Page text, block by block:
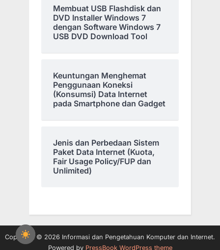
Membuat USB Flashdisk dan
DVD Installer Windows 7
dengan Software Windows 7
USB DVD Download Tool
Keuntungan Menghemat
Penggunaan Koneksi
(Konsumsi) Data Internet
pada Smartphone dan Gadget
Jenis dan Perbedaan Sistem
Paket Data Internet (Kuota,
Fair Usage Policy/FUP dan
Unlimited)
Copyright © 2026 Informasi dan Pengetahuan Komputer dan Internet.
Powered by PressBook WordPress theme